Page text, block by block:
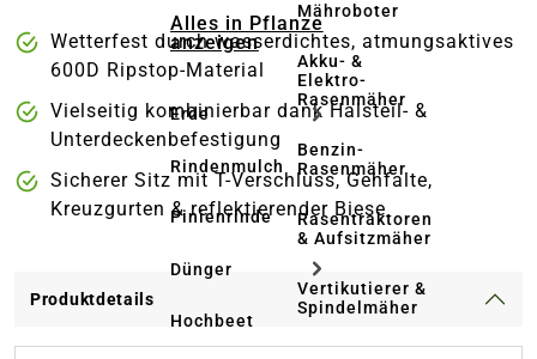
Alles in Pflanze
anzeigen
Erde
Rindenmulch
Pinienrinde
Dünger
Hochbeet
Mähroboter
Akku- &
Elektro-
Rasenmäher
Benzin-
Rasenmäher
Rasentraktoren
& Aufsitzmäher
Vertikutierer &
Spindelmäher
Wetterfest durch wasserdichtes, atmungsaktives
600D Ripstop-Material
Vielseitig kombinierbar dank Halsteil- &
Unterdeckenbefestigung
Sicherer Sitz mit T-Verschluss, Gehfalte,
Kreuzgurten & reflektierender Biese
Produktdetails